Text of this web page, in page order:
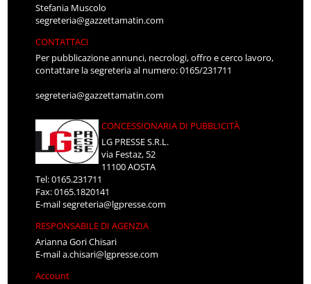
Stefania Muscolo
segreteria@gazzettamatin.com
CONTATTACI
Per pubblicazione annunci, necrologi, offro e cerco lavoro,
contattare la segreteria al numero: 0165/231711
segreteria@gazzettamatin.com
CONCESSIONARIA DI PUBBLICITÀ
LG PRESSE S.R.L.
via Festaz, 52
11100 AOSTA
Tel: 0165.231711
Fax: 0165.1820141
E-mailsegreteria@lgpresse.com
RESPONSABILE DI AGENZIA
Arianna Gori Chisari
E-maila.chisari@lgpresse.com
Account